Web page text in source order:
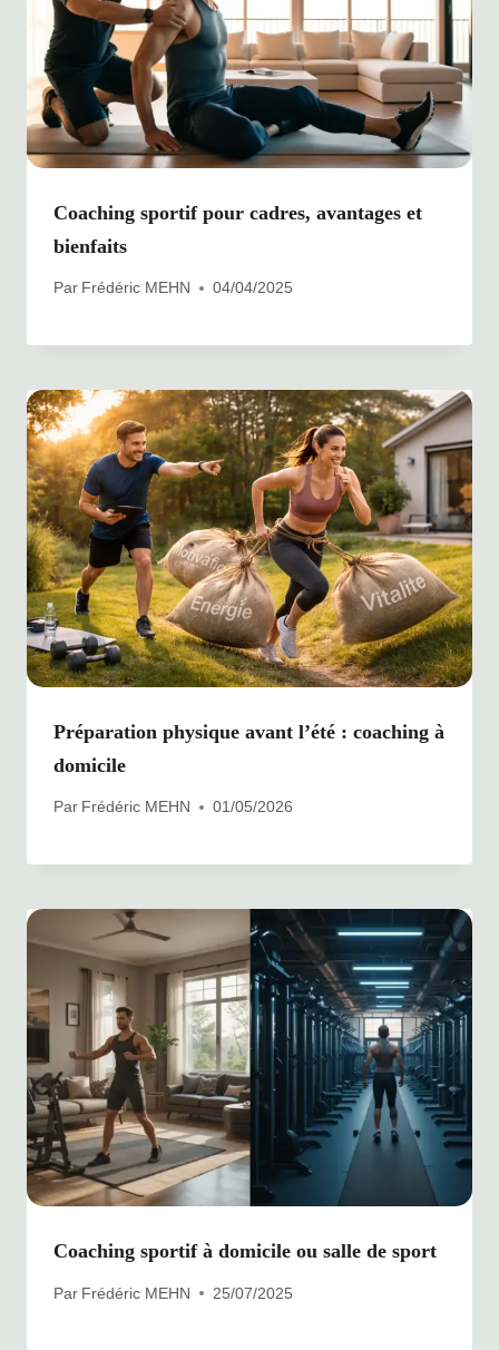
Coaching sportif pour cadres, avantages et
bienfaits
Par Frédéric MEHN 04/04/2025
Préparation physique avant l’été : coaching à
domicile
Par Frédéric MEHN 01/05/2026
Coaching sportif à domicile ou salle de sport
Par Frédéric MEHN 25/07/2025